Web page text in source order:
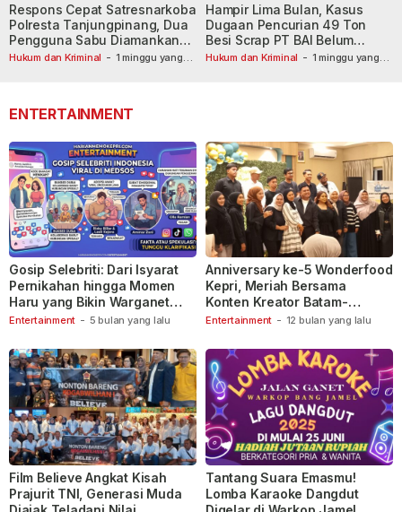
Hukum dan Kriminal - 1 minggu yang
Respons Cepat Satresnarkoba
Polresta Tanjungpinang, Dua
Pengguna Sabu Diamankan
Usai Dilaporkan ke Call Center
Hukum dan Kriminal - 1 minggu yang
Hampir Lima Bulan, Kasus
Dugaan Pencurian 49 Ton
Besi Scrap PT BAI Belum
Tetapkan Tersangka
ENTERTAINMENT
Entertainment - 5 bulan yang lalu
Gosip Selebriti: Dari Isyarat
Pernikahan hingga Momen
Haru yang Bikin Warganet
Berspekulasi
Entertainment - 12 bulan yang lalu
Anniversary ke-5 Wonderfood
Kepri, Meriah Bersama
Konten Kreator Batam-
Tanjungpinang
Film Believe Angkat Kisah
Prajurit TNI, Generasi Muda
Tantang Suara Emasmu!
Lomba Karaoke Dangdut